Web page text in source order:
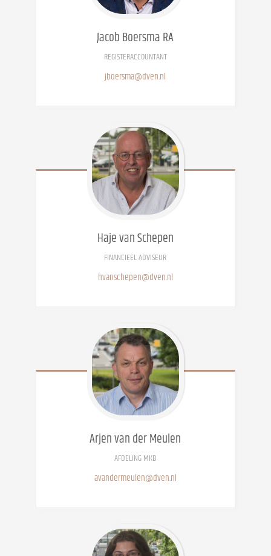
JacobBoersma RA
REGISTERACCOUNTANT
jboersma@dven.nl
Hajevan Schepen
FINANCIEEL ADVISEUR
hvanschepen@dven.nl
Arjenvan der Meulen
AFDELING MKB
avandermeulen@dven.nl